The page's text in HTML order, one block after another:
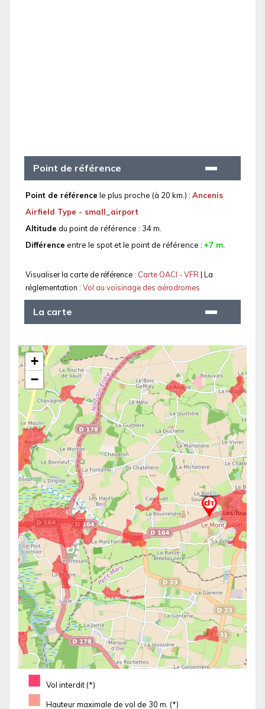
Point de référence
Point de référence le plus proche (à 20 km.) : Ancenis
Airfield Type - small_airport
Altitude du point de référence : 34 m.
Différence entre le spot et le point de référence : +7 m.
Visualiser la carte de référence : Carte OACI - VFR| La
réglementation : Vol au voisinage des aérodromes
La carte
■ Vol interdit (*)
■ Hauteur maximale de vol de 30 m. (*)